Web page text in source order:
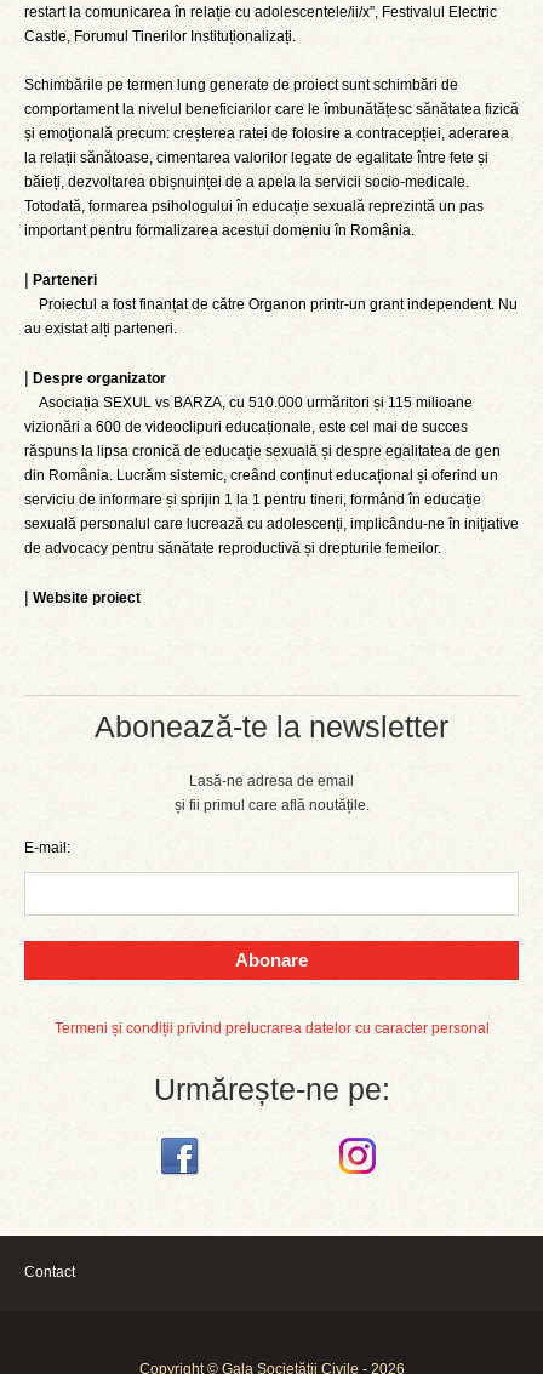
Abonează-te la newsletter
Lasă-ne adresa de email
și fii primul care află noutățile.
E-mail:
Abonare
Termeni și condiții privind prelucrarea datelor cu caracter personal
Urmărește-ne pe:
restart la comunicarea în relație cu adolescentele/ii/x”, Festivalul Electric
Castle, Forumul Tinerilor Instituționalizați.
Schimbările pe termen lung generate de proiect sunt schimbări de
comportament la nivelul beneficiarilor care le îmbunătățesc sănătatea fizică
și emoțională precum: creșterea ratei de folosire a contracepției, aderarea
la relații sănătoase, cimentarea valorilor legate de egalitate între fete și
băieți, dezvoltarea obișnuinței de a apela la servicii socio-medicale.
Totodată, formarea psihologului în educație sexuală reprezintă un pas
important pentru formalizarea acestui domeniu în România.
| Parteneri
Proiectul a fost finanțat de către Organon printr-un grant independent. Nu
au existat alți parteneri.
| Despre organizator
Asociația SEXUL vs BARZA, cu 510.000 urmăritori și 115 milioane
vizionări a 600 de videoclipuri educaționale, este cel mai de succes
răspuns la lipsa cronică de educație sexuală și despre egalitatea de gen
din România. Lucrăm sistemic, creând conținut educațional și oferind un
serviciu de informare și sprijin 1 la 1 pentru tineri, formând în educație
sexuală personalul care lucrează cu adolescenți, implicându-ne în inițiative
de advocacy pentru sănătate reproductivă și drepturile femeilor.
| Website proiect
Contact
Copyright © Gala Societății Civile - 2026